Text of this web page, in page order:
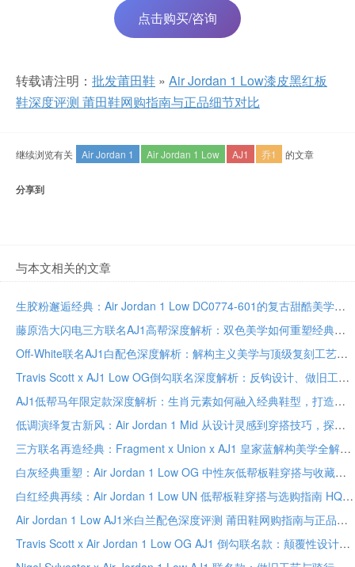
点击购买/咨询
转载请注明： 批发莆田鞋 » Air Jordan 1 Low漆皮黑红板
鞋深度评测 莆田鞋网购指南与正品细节对比
继续浏览有关 Air Jordan 1 Air Jordan 1 Low AJ1 乔1 的文章
分享到
与本文相关的文章
生胶粉邂逅经典：Air Jordan 1 Low DC0774-601的复古甜酷美学与穿搭公式
藤原浩大闪电三方联名AJ1高帮深度解析：双色美学如何重塑经典，顶级联名收藏指南
Off-White联名AJ1白配色深度解析：解构主义美学与顶级复刻工艺的完美融合
Travis Scott x AJ1 Low OG倒勾联名深度解析：反钩设计、做旧工艺与军事工装风穿搭指南
AJ1低帮马年限定款深度解析：生肖元素如何融入经典鞋型，打造独特收藏与穿搭价值
低调演绎复古新风：Air Jordan 1 Mid 从设计灵感到穿搭技巧，探索中帮板鞋的日常与文化魅力
三方联名再造经典：Fragment x Union x AJ1 皇家蓝解构美学全解析
白灰经典重塑：Air Jordan 1 Low OG 中性灰低帮板鞋穿搭与收藏解析
白红经典再续：Air Jordan 1 Low UN 低帮板鞋穿搭与选购指南 HQ6998-600
Air Jordan 1 Low AJ1米白兰配色深度评测 莆田鞋网购指南与正品鉴别全解析
Travis Scott x Air Jordan 1 Low OG AJ1 倒勾联名款：颠覆性设计与做旧工艺